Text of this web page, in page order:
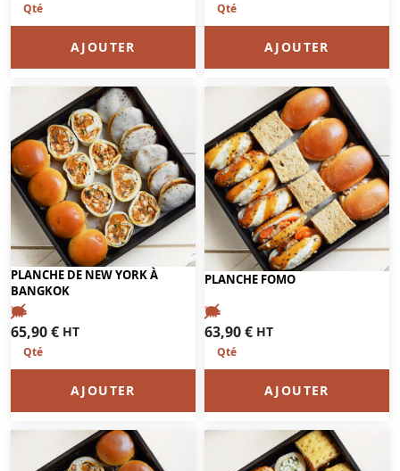
AJOUTER AJOUTER
PLANCHE DE NEW YORK À
BANGKOK
65,90€ HT
AJOUTER
PLANCHE FOMO
63,90€ HT
AJOUTER